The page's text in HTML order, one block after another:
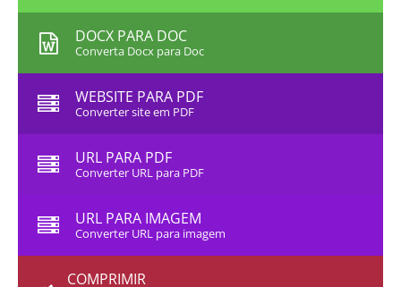
DOCX PARA DOC
Converta Docx para Doc
WEBSITE PARA PDF
Converter site em PDF
URL PARA PDF
Converter URL para PDF
URL PARA IMAGEM
Converter URL para imagem
COMPRIMIR